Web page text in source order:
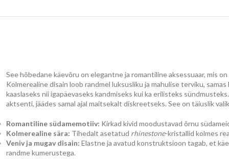
See hõbedane käevõru on elegantne ja romantiline aksessuaar, mis
Kolmerealine disain loob randmel luksusliku ja mahulise terviku,
kaaslaseks nii igapäevaseks kandmiseks kui ka erilisteks
aktsenti, jäädes samal ajal maitsekalt diskreetseks. See on täiuslik
Romantiline südamemotiiv: Kirkad kivid moodustavad õrnu
Kolmerealine sära: Tihedalt asetatud rhinestone-kristallid kolmes
Veniv ja mugav disain: Elastne ja avatud konstruktsioon tagab, et
randme kumerustega.